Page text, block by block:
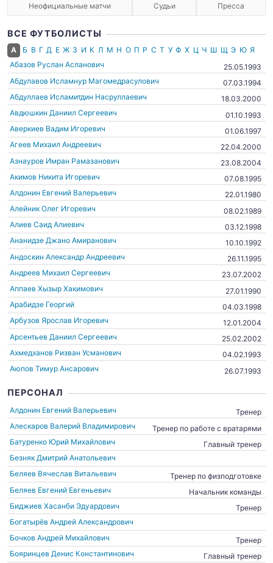
Неофициальные матчи Судьи Пресса
ВСЕ ФУТБОЛИСТЫ
А Б В Г Д Е Ж З И К Л М Н О П Р С Т У Ф Х Ц Ч Ш Щ Э Ю Я
Абазов Руслан Асланович
25.05.1993
Абдулавов Исламнур Магомедрасулович
07.03.1994
Абдуллаев Исламитдин Насруллаевич
18.03.2000
Авдюшкин Даниил Сергеевич
01.10.1993
Аверкиев Вадим Игоревич
01.06.1997
Агеев Михаил Андреевич
22.04.2000
Азнауров Имран Рамазанович
23.08.2004
Акимов Никита Игоревич
07.08.1995
Алдонин Евгений Валерьевич
22.01.1980
Алейник Олег Игоревич
08.02.1989
Алиев Саид Алиевич
03.12.1998
Ананидзе Джано Амиранович
10.10.1992
Андоскин Александр Андреевич
26.11.1995
Андреев Михаил Сергеевич
23.07.2002
Аппаев Хызыр Хакимович
27.01.1990
Арабидзе Георгий
04.03.1998
Арбузов Ярослав Игоревич
12.01.2004
Арсентьев Даниил Сергеевич
25.02.2002
Ахмедханов Ризван Усманович
04.02.1993
Аюпов Тимур Ансарович
26.07.1993
ПЕРСОНАЛ
Алдонин Евгений Валерьевич
Тренер
Алескаров Валерий Владимирович
Тренер по работе с вратарями
Батуренко Юрий Михайлович
Главный тренер
Безняк Дмитрий Анатольевич
Беляев Вячеслав Витальевич
Тренер по физподготовке
Беляев Евгений Евгеньевич
Начальник команды
Биджиев Хасанби Эдуардович
Тренер
Богатырёв Андрей Александрович
Бочков Андрей Михайлович
Тренер
Бояринцев Денис Константинович
Главный тренер